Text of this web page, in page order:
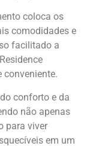
coloca os
comodidades e
facilitado a
conveniente.
conforto e da
não apenas
para viver
em um